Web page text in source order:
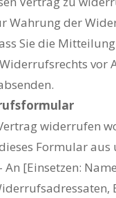
Wahrung der
Sie die
vor
widerrufen
Formular aus
An [Einsetzen: